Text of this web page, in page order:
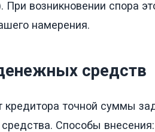
При возникновении спора
намерения.
средств
кредитора точной суммы
Способы внесения: